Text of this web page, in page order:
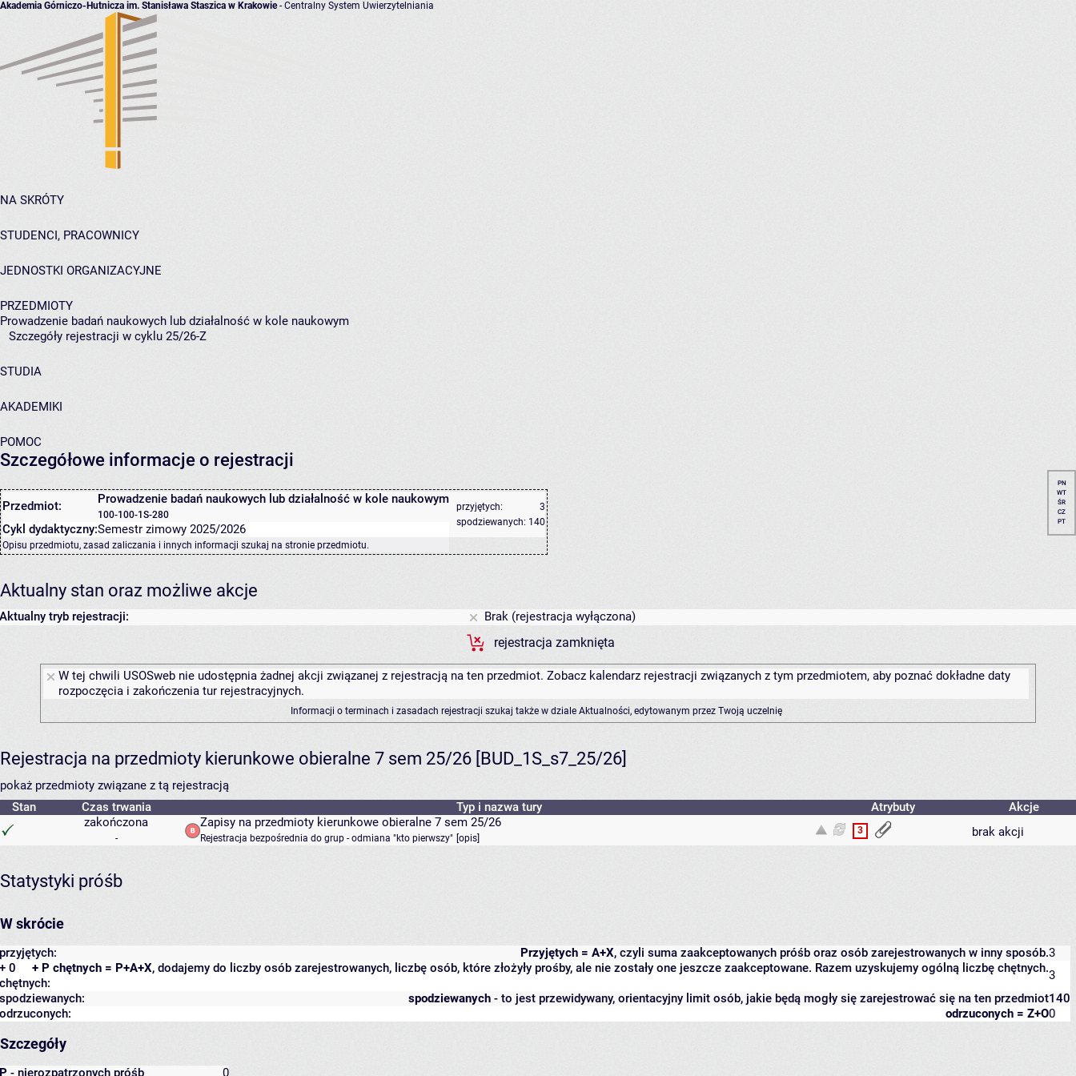
Akademia Górniczo-Hutnicza im. Stanisława Staszica w Krakowie- Centralny System Uwierzytelniania
NA SKRÓTY
STUDENCI, PRACOWNICY
JEDNOSTKI ORGANIZACYJNE
PRZEDMIOTY
Prowadzenie badań naukowych lub działalność w kole naukowym
Szczegóły rejestracji w cyklu 25/26-Z
STUDIA
AKADEMIKI
POMOC
Szczegółowe informacje o rejestracji
Przedmiot: Prowadzenie badań naukowych lub działalność w kole naukowym
100-100-1S-280
przyjętych:
3
spodziewanych: 140
Cykl dydaktyczny:Semestr zimowy 2025/2026
Opisu przedmiotu, zasad zaliczania i innych informacji szukaj na stronie przedmiotu.
PN
WT
ŚR
CZ
PT
Aktualny stan oraz możliwe akcje
Aktualny tryb rejestracji:
Brak (rejestracja wyłączona)
rejestracja zamknięta
W tej chwili USOSweb nie udostępnia żadnej akcji związanej z rejestracją na ten przedmiot. Zobacz kalendarz rejestracji związanych z tym przedmiotem, aby poznać dokładne daty
rozpoczęcia i zakończenia tur rejestracyjnych.
Informacji o terminach i zasadach rejestracji szukaj także w dziale Aktualności, edytowanym przez Twoją uczelnię
Rejestracja na przedmioty kierunkowe obieralne 7 sem 25/26 [BUD_1S_s7_25/26]
pokaż przedmioty związane z tą rejestracją
Stan
Czas trwania Typ i nazwa tury Atrybuty
Akcje
zakończona
-
Zapisy na przedmioty kierunkowe obieralne 7 sem 25/26
Rejestracja bezpośrednia do grup - odmiana "kto pierwszy" opis
3 brak akcji
Statystyki próśb
W skrócie
Przyjętych = A+X, czyli suma zaakceptowanych próśb oraz osób zarejestrowanych w inny sposób.
przyjętych:
3
+ P chętnych = P+A+X, dodajemy do liczby osób zarejestrowanych, liczbę osób, które złożyły prośby, ale nie zostały one jeszcze zaakceptowane. Razem uzyskujemy ogólną liczbę chętnych.
+ 0
chętnych:
3
spodziewanych - to jest przewidywany, orientacyjny limit osób, jakie będą mogły się zarejestrować się na ten przedmiot
spodziewanych:
140
odrzuconych = Z+O
odrzuconych: 0
Szczegóły
P - nierozpatrzonych próśb 0